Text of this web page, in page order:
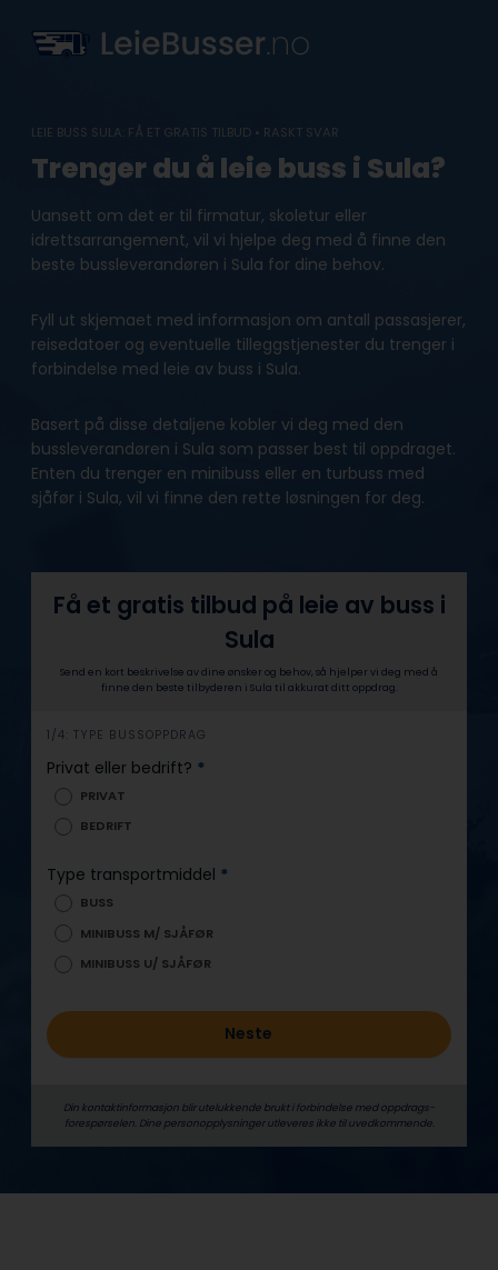
content
LEIE BUSS SULA: FÅ ET GRATIS TILBUD • RASKT SVAR
Trenger du å leie buss i Sula?
Uansett om det er til firmatur, skoletur eller
idrettsarrangement, vil vi hjelpe deg med å finne den
beste bussleverandøren i Sula for dine behov.
Fyll ut skjemaet med informasjon om antall passasjerer,
reisedatoer og eventuelle tilleggstjenester du trenger i
forbindelse med leie av buss i Sula.
Basert på disse detaljene kobler vi deg med den
bussleverandøren i Sula som passer best til oppdraget.
Enten du trenger en minibuss eller en turbuss med
sjåfør i Sula, vil vi finne den rette løsningen for deg.
Få et gratis tilbud på leie av buss i
Sula
Send en kort beskrivelse av dine ønsker og behov, så hjelper vi deg med å
finne den beste tilbyderen i Sula til akkurat ditt oppdrag.
h
e
1/4: TYPE BUSSOPPDRAG
Privat eller bedrift? *
PRIVAT
BEDRIFT
Type transportmiddel *
BUSS
MINIBUSS M/ SJÅFØR
MINIBUSS U/ SJÅFØR
Neste
Din kontaktinformasjon blir utelukkende brukt i forbindelse med oppdrags­
forespørselen. Dine person­­opplysninger utleveres ikke til uvedkommende.